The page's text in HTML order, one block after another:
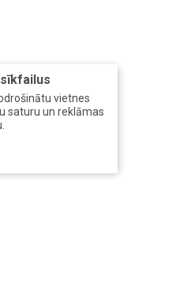
vietnes
saturu un reklāmas